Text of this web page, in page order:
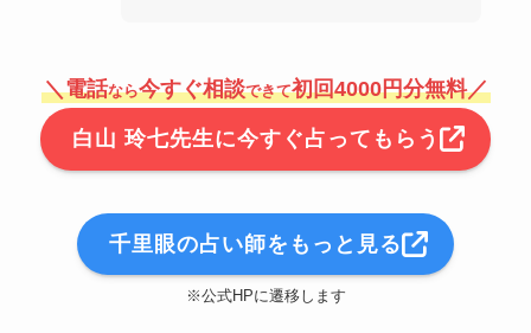
＼電話なら今すぐ相談できて初回4000円分無料／
白山 玲七先生に今すぐ占ってもらう
千里眼の占い師をもっと見る
※公式HPに遷移します